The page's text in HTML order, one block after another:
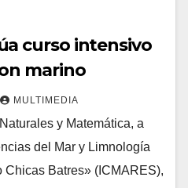
curso intensivo
marino
MULTIMEDIA
y Matemática, a
del Mar y Limnología
Chicas Batres» (ICMARES),